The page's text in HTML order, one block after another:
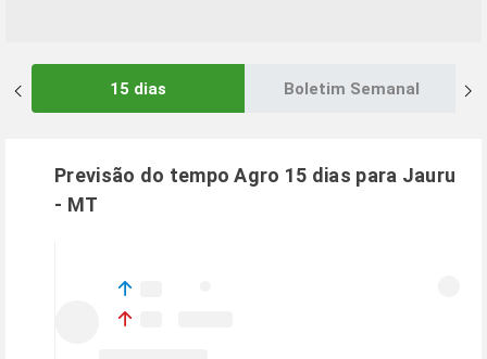
15 dias Boletim Semanal
Previsão do tempo Agro 15 dias para Jauru
- MT